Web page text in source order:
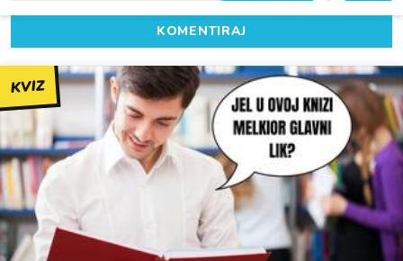
KOMENTIRAJ
KVIZ